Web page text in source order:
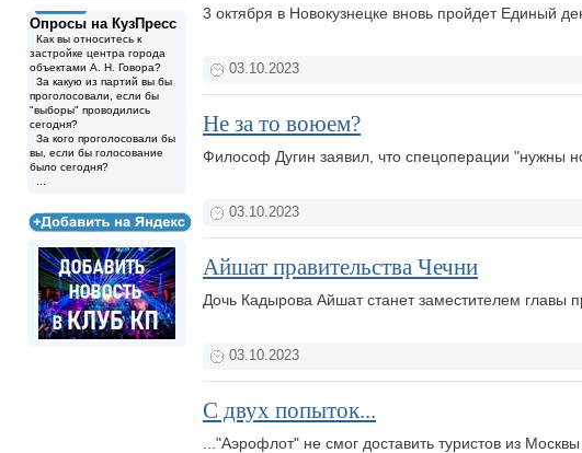
Опросы на КузПресс
Как вы относитесь к
застройке центра города
объектами А. Н. Говора?
За какую из партий вы бы
проголосовали, если бы
"выборы" проводились
сегодня?
За кого проголосовали бы
вы, если бы голосование
было сегодня?
3 октября в Новокузнецке вновь пройдет Единый
03.10.2023
Не за то воюем?
Философ Дугин заявил, что спецоперации "нужны
03.10.2023
Айшат правительства Чечни
Дочь Кадырова Айшат станет заместителем главы
03.10.2023
С двух попыток...
..."Аэрофлот" не смог доставить туристов из